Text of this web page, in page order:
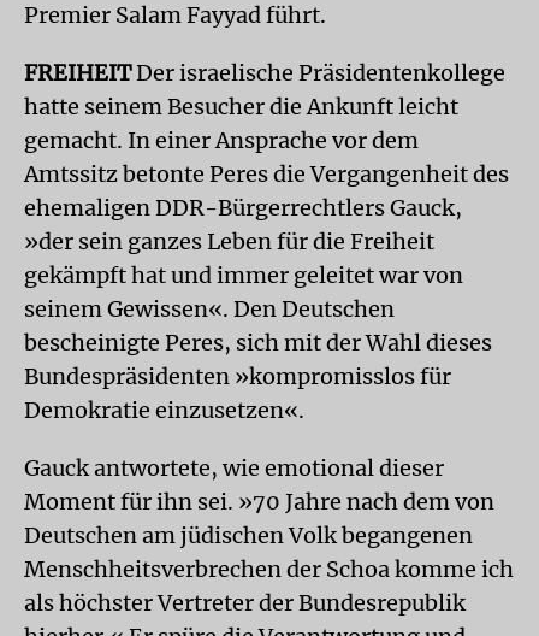
Premier Salam Fayyad führt.
FREIHEITDer israelische Präsidentenkollege
hatte seinem Besucher die Ankunft leicht
gemacht. In einer Ansprache vor dem
Amtssitz betonte Peres die Vergangenheit des
ehemaligen DDR-Bürgerrechtlers Gauck,
»der sein ganzes Leben für die Freiheit
gekämpft hat und immer geleitet war von
seinem Gewissen«. Den Deutschen
bescheinigte Peres, sich mit der Wahl dieses
Bundespräsidenten »kompromisslos für
Demokratie einzusetzen«.
Gauck antwortete, wie emotional dieser
Moment für ihn sei. »70 Jahre nach dem von
Deutschen am jüdischen Volk begangenen
Menschheitsverbrechen der Schoa komme ich
als höchster Vertreter der Bundesrepublik